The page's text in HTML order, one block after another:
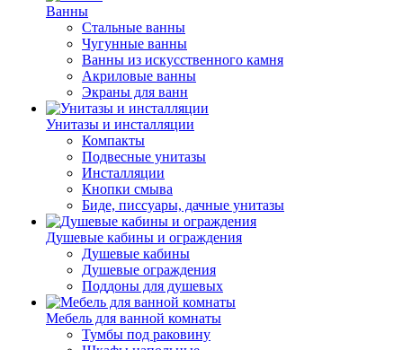
Ванны
Стальные ванны
Чугунные ванны
Ванны из искусственного камня
Акриловые ванны
Экраны для ванн
Унитазы и инсталляции
Компакты
Подвесные унитазы
Инсталляции
Кнопки смыва
Биде, писсуары, дачные унитазы
Душевые кабины и ограждения
Душевые кабины
Душевые ограждения
Поддоны для душевых
Мебель для ванной комнаты
Тумбы под раковину